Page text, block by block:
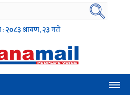
२०८३ श्रावण, २३गते